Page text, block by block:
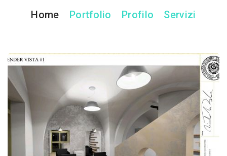
Home Portfolio Profilo Servizi